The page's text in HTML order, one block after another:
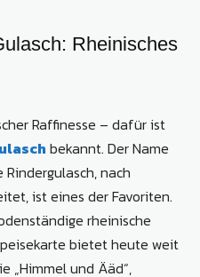
Rheinisches
Raffinesse – dafür ist
bekannt. Der Name
nach
ist eines der Favoriten.
rheinische
bietet heute weit
„Himmel und Ääd“,